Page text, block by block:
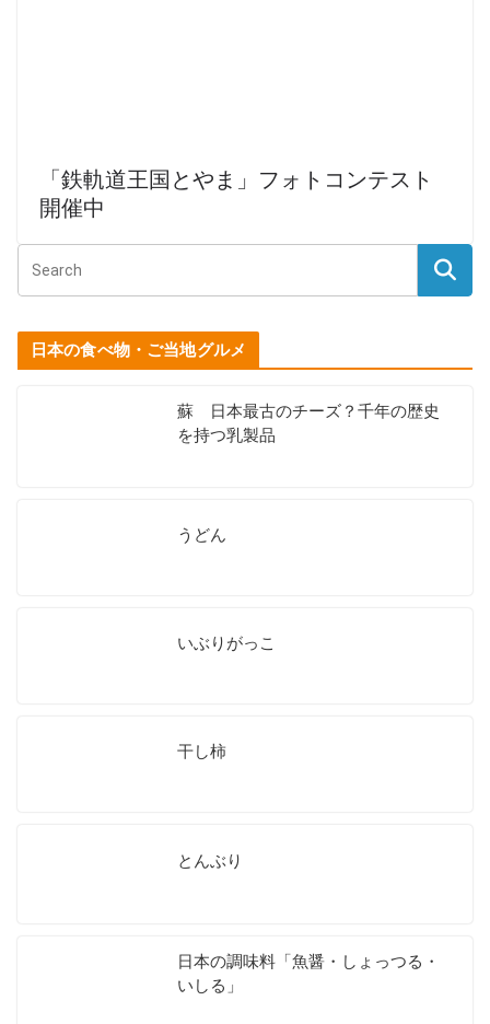
「鉄軌道王国とやま」フォトコンテスト
開催中
日本の食べ物・ご当地グルメ
蘇 日本最古のチーズ？千年の歴史
を持つ乳製品
うどん
いぶりがっこ
干し柿
とんぶり
日本の調味料「魚醤・しょっつる・
いしる」